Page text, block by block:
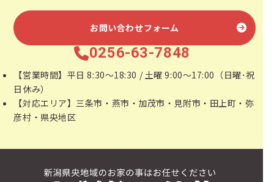
お問い合わせフォーム
0256-63-7848
【営業時間】平日 8:30～18:30 / 土曜 9:00～17:00（日曜･祝
日休み）
【対応エリア】三条市・燕市・加茂市・見附市・田上町・弥
彦村・県央地区